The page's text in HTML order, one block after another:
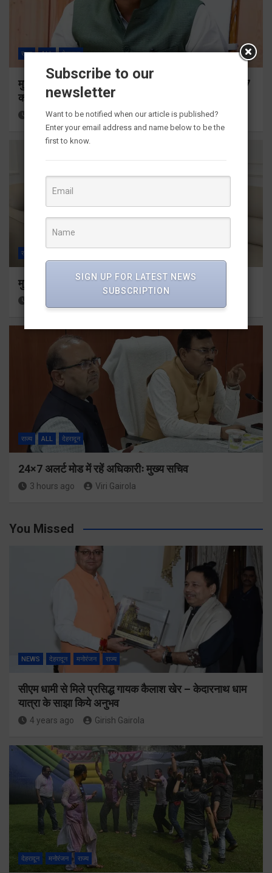
राज्य ALL देहरादून
मुख्यमंत्री ने प्रदान की विभिन्न विकास योजनाओं के लिए 1967
करोड़ की वित्तीय स्वीकृति
31 minutes ago Viri Gairola
राज्य
मुख्यमंत्री से महानिदेशक एनसीसी ने की शिष्टाचार भेंट
राज्य ALL देहरादून
24×7 अलर्ट मोड में रहें अधिकारीः मुख्य सचिव
3 hours ago Viri Gairola
You Missed
NEWS देहरादून मनोरंजन राज्य
सीएम धामी से मिले प्रसिद्ध गायक कैलाश खेर – केदारनाथ धाम
यात्रा के साझा किये अनुभव
4 years ago Girish Gairola
देहरादून मनोरंजन राज्य
Subscribe to our
newsletter
Want to be notified when our article is published?
Enter your email address and name below to be the
first to know.
SIGN UP FOR LATEST NEWS
SUBSCRIPTION